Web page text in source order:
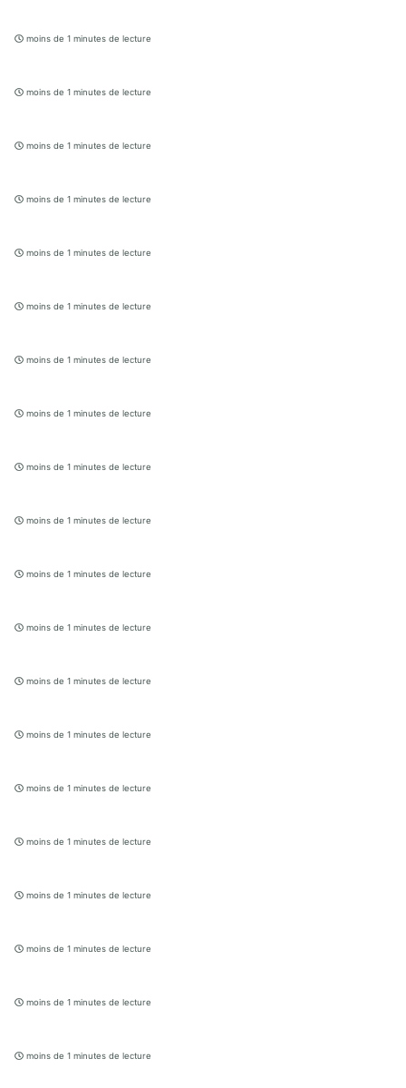
moins de 1 minutes de lecture
moins de 1 minutes de lecture
moins de 1 minutes de lecture
moins de 1 minutes de lecture
moins de 1 minutes de lecture
moins de 1 minutes de lecture
moins de 1 minutes de lecture
moins de 1 minutes de lecture
moins de 1 minutes de lecture
moins de 1 minutes de lecture
moins de 1 minutes de lecture
moins de 1 minutes de lecture
moins de 1 minutes de lecture
moins de 1 minutes de lecture
moins de 1 minutes de lecture
moins de 1 minutes de lecture
moins de 1 minutes de lecture
moins de 1 minutes de lecture
moins de 1 minutes de lecture
moins de 1 minutes de lecture